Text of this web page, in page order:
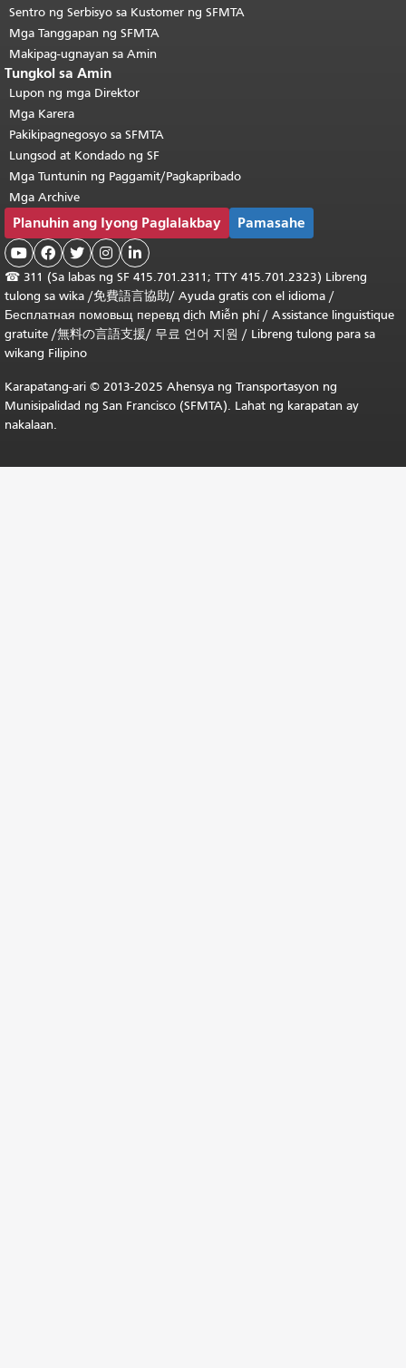
Sentro ng Serbisyo sa Kustomer ng SFMTA
Mga Tanggapan ng SFMTA
Makipag-ugnayan sa Amin
Tungkol sa Amin
Lupon ng mga Direktor
Mga Karera
Pakikipagnegosyo sa SFMTA
Lungsod at Kondado ng SF
Mga Tuntunin ng Paggamit/Pagkapribado
Mga Archive
Planuhin ang Iyong Paglalakbay Pamasahe
    
☎ 311 (Sa labas ng SF 415.701.2311; TTY 415.701.2323) Libreng
tulong sa wika /免費語言協助/ Ayuda gratis con el idioma /
Бесплатная помовьщ перевд dịch Miễn phí/ Assistance linguistique
gratuite /無料の言語支援/ 무료 언어 지원 / Libreng tulong para sa
wikang Filipino
Karapatang-ari © 2013-2025 Ahensya ng Transportasyon ng
Munisipalidad ng San Francisco (SFMTA). Lahat ng karapatan ay
nakalaan.